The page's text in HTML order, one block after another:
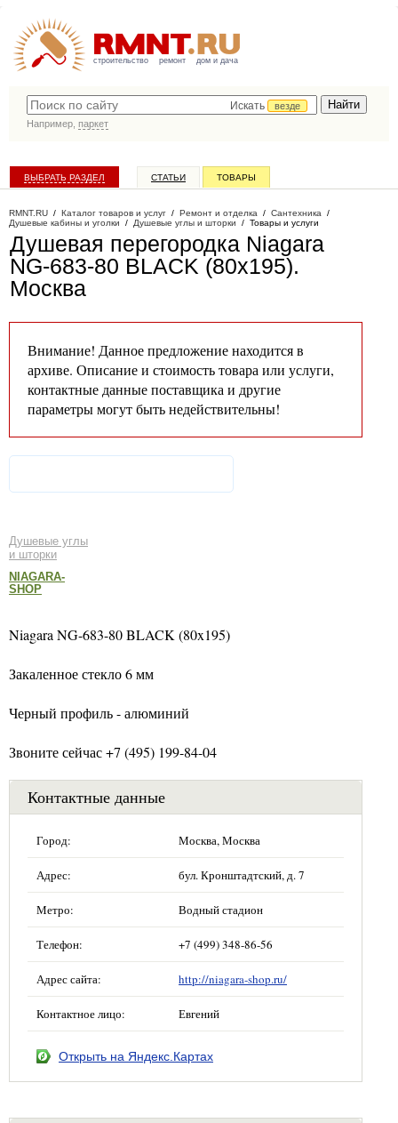
строительство ремонт дом и дача
Искать
везде
Например, паркет
ВЫБРАТЬ РАЗДЕЛ СТАТЬИ ТОВАРЫ
RMNT.RU / Каталог товаров и услуг / Ремонт и отделка / Сантехника /
Душевые кабины и уголки / Душевые углы и шторки / Товары и услуги
Душевая перегородка Niagara
NG-683-80 BLACK (80x195).
Москва
Внимание! Данное предложение находится в
архиве. Описание и стоимость товара или услуги,
контактные данные поставщика и другие
параметры могут быть недействительны!
Душевые углы
и шторки
NIAGARA-
SHOP
Niagara NG-683-80 BLACK (80x195)
Закаленное стекло 6 мм
Черный профиль - алюминий
Звоните сейчас +7 (495) 199-84-04
Контактные данные
Город: Москва, Москва
Адрес: бул. Кронштадтский, д. 7
Метро: Водный стадион
Телефон: +7 (499) 348-86-56
Адрес сайта: http://niagara-shop.ru/
Контактное лицо: Евгений
Открыть на Яндекс.Картах